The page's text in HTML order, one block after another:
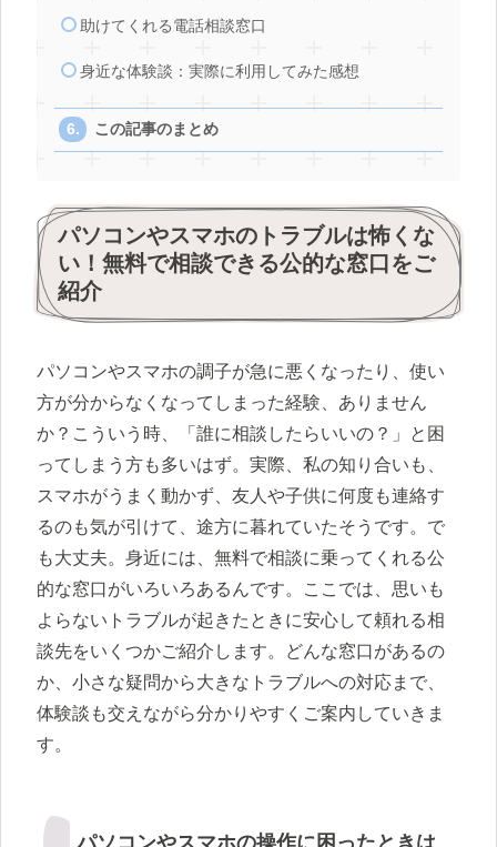
助けてくれる電話相談窓口
身近な体験談：実際に利用してみた感想
この記事のまとめ
パソコンやスマホのトラブルは怖くな
い！無料で相談できる公的な窓口をご
紹介
パソコンやスマホの調子が急に悪くなったり、使い
方が分からなくなってしまった経験、ありません
か？こういう時、「誰に相談したらいいの？」と困
ってしまう方も多いはず。実際、私の知り合いも、
スマホがうまく動かず、友人や子供に何度も連絡す
るのも気が引けて、途方に暮れていたそうです。で
も大丈夫。身近には、無料で相談に乗ってくれる公
的な窓口がいろいろあるんです。ここでは、思いも
よらないトラブルが起きたときに安心して頼れる相
談先をいくつかご紹介します。どんな窓口があるの
か、小さな疑問から大きなトラブルへの対応まで、
体験談も交えながら分かりやすくご案内していきま
す。
パソコンやスマホの操作に困ったときは